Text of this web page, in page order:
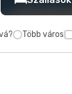
Több város